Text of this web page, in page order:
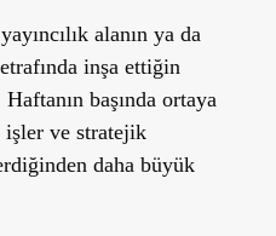
alanın ya da
inşa ettiğin
başında ortaya
işler ve stratejik
daha büyük